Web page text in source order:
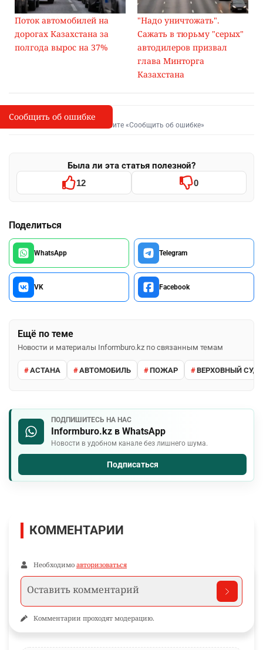
Поток автомобилей на
дорогах Казахстана за
полгода вырос на 37%
"Надо уничтожать".
Сажать в тюрьму "серых"
автодилеров призвал
глава Минторга
Казахстана
I
Сообщить об опечатке
Выделите фрагмент и нажмите «Сообщить об ошибке»
Была ли эта статья полезной?
12 0
Поделиться
WhatsApp Telegram
VK Facebook
Ещё по теме
Новости и материалы Informburo.kz по связанным темам
АСТАНА АВТОМОБИЛЬ ПОЖАР ВЕРХОВНЫЙ СУД
ПОДПИШИТЕСЬ НА НАС
Informburo.kz в WhatsApp
Новости в удобном канале без лишнего шума.
Подписаться
Сообщить об ошибке
КОММЕНТАРИИ
Необходимо авторизоваться
Комментарии проходят модерацию.